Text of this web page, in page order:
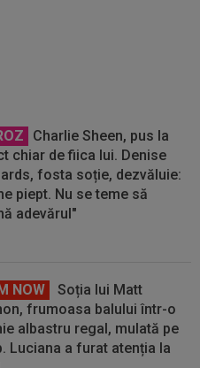
Charlie Sheen, pus la
chiar de fiica lui. Denise
fosta soție, dezvăluie:
piept. Nu se teme să
adevărul"
NOW
Soția lui Matt
frumoasa balului într-o
albastru regal, mulată pe
Luciana a furat atenția la